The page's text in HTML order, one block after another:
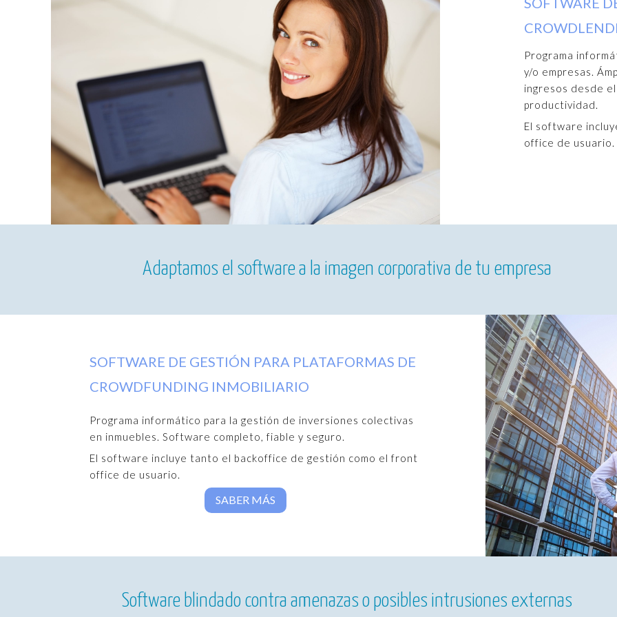
Programa
y/o empresas.
ingresos desde
productividad.
El software
office de usuario.
Adaptamos el software a la imagen corporativa de tu empresa
SOFTWARE DE GESTIÓN PARA PLATAFORMAS DE
CROWDFUNDING INMOBILIARIO
Programa informático para la gestión de inversiones colectivas
en inmuebles. Software completo, fiable y seguro.
El software incluye tanto el backoffice de gestión como el front
office de usuario.
SABER MÁS
Software blindado contra amenazas o posibles intrusiones externas